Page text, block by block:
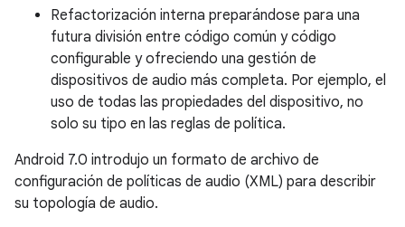
Refactorización interna preparándose para una
futura división entre código común y código
configurable y ofreciendo una gestión de
dispositivos de audio más completa. Por ejemplo, el
uso de todas las propiedades del dispositivo, no
solo su tipo en las reglas de política.
Android 7.0 introdujo un formato de archivo de
configuración de políticas de audio (XML) para describir
su topología de audio.